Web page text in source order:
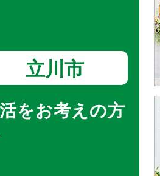
立川市
をお考えの方